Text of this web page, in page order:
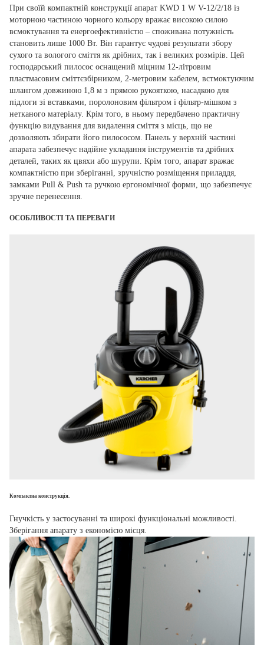
При своїй компактній конструкції апарат KWD 1 W V-12/2/18 із
моторною частиною чорного кольору вражає високою силою
всмоктування та енергоефективністю – споживана потужність
становить лише 1000 Вт. Він гарантує чудові результати збору
сухого та вологого сміття як дрібних, так і великих розмірів. Цей
господарський пилосос оснащений міцним 12-літровим
пластмасовим сміттєзбірником, 2-метровим кабелем, встмоктуючим
шлангом довжиною 1,8 м з прямою рукояткою, насадкою для
підлоги зі вставками, поролоновим фільтром і фільтр-мішком з
нетканого матеріалу. Крім того, в ньому передбачено практичну
функцію видування для видалення сміття з місць, що не
дозволяють збирати його пилососом. Панель у верхній частині
апарата забезпечує надійне укладання інструментів та дрібних
деталей, таких як цвяхи або шурупи. Крім того, апарат вражає
компактністю при зберіганні, зручністю розміщення приладдя,
замками Pull & Push та ручкою ергономічної форми, що забезпечує
зручне перенесення.
ОСОБЛИВОСТІ ТА ПЕРЕВАГИ
Компактна конструкція.
Гнучкість у застосуванні та широкі функціональні можливості.
Зберігання апарату з економією місця.